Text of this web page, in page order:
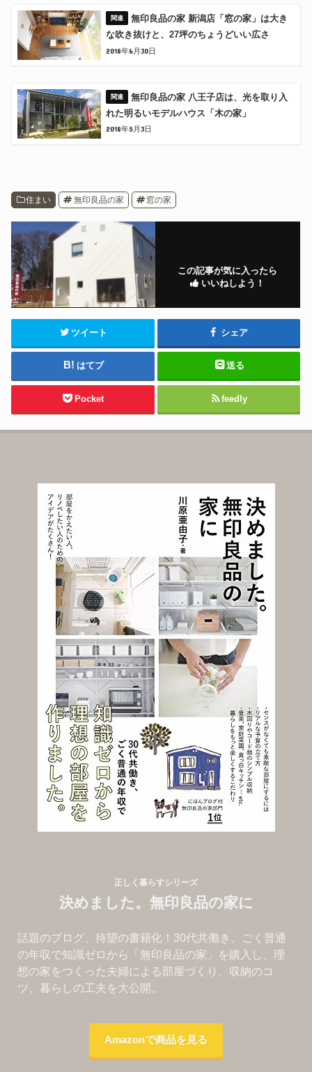
無印良品の家 新潟店「窓の家」は大き
な吹き抜けと、27坪のちょうどいい広さ
2018年6月30日
無印良品の家 八王子店は、光を取り入
れた明るいモデルハウス「木の家」
2018年5月3日
住まい 無印良品の家 窓の家
この記事が気に入ったら
いいねしよう！
ツイート シェア
はてブ 送る
Pocket feedly
正しく暮らすシリーズ
決めました。無印良品の家に
話題のブログ、待望の書籍化！30代共働き、ごく普通
の年収で知識ゼロから「無印良品の家」を購入し、理
想の家をつくった夫婦による部屋づくり、収納のコ
ツ、暮らしの工夫を大公開。
Amazonで商品を見る